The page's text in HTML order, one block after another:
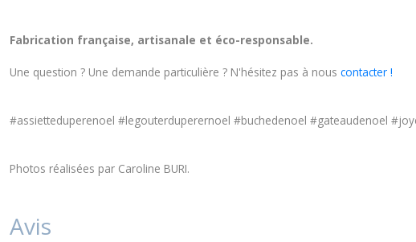
Fabrication française, artisanale et éco-responsable.
Une question ? Une demande particulière ? N'hésitez pas à nous contacter !
#assietteduperenoel #legouterduperernoel #buchedenoel #gateaudenoel
Photos réalisées par Caroline BURI.
Avis